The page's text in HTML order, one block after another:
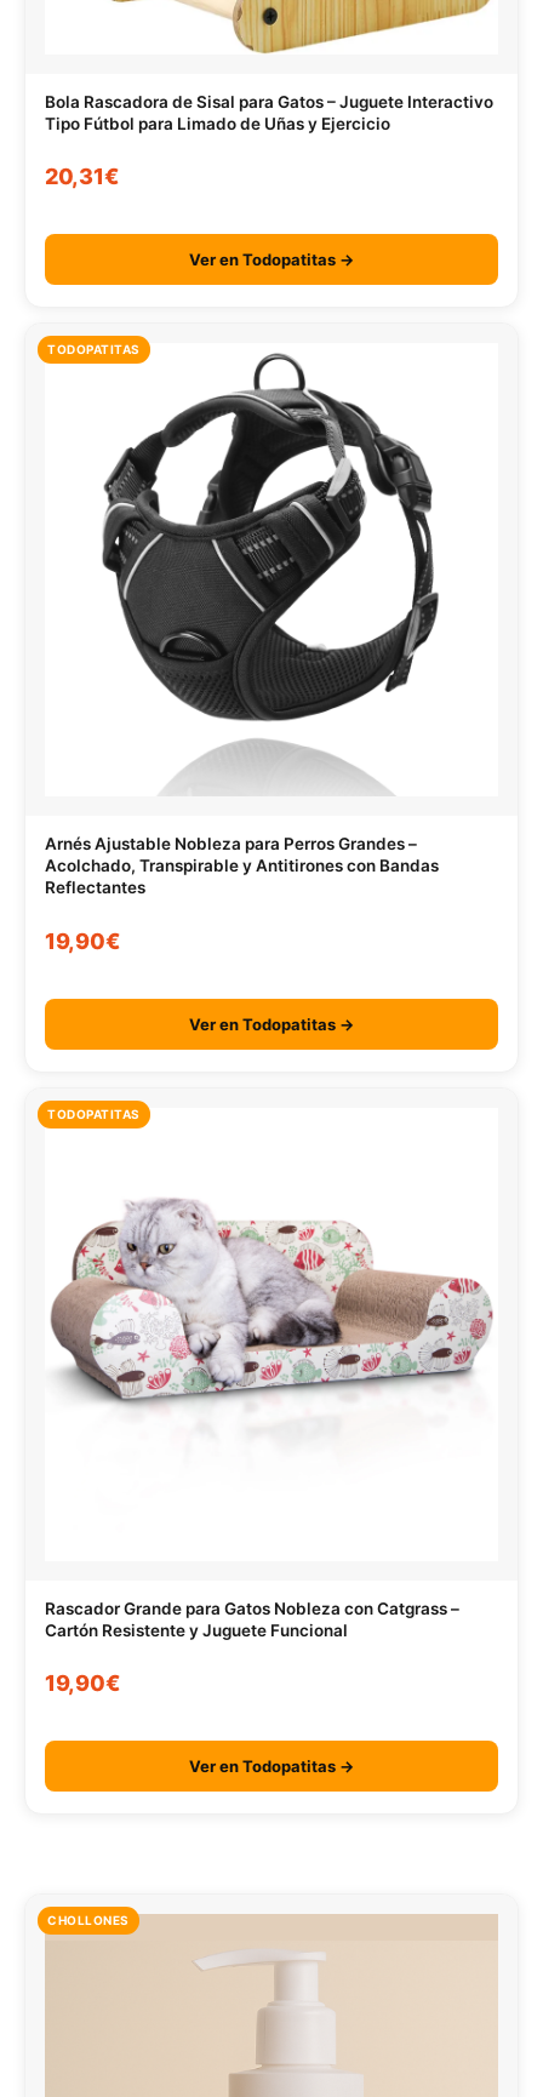
Bola Rascadora de Sisal para Gatos – Juguete Interactivo
Tipo Fútbol para Limado de Uñas y Ejercicio
20,31€
Ver en Todopatitas →
TODOPATITAS
Arnés Ajustable Nobleza para Perros Grandes –
Acolchado, Transpirable y Antitirones con Bandas
Reflectantes
19,90€
Ver en Todopatitas →
TODOPATITAS
Rascador Grande para Gatos Nobleza con Catgrass –
Cartón Resistente y Juguete Funcional
19,90€
Ver en Todopatitas →
CHOLLONES